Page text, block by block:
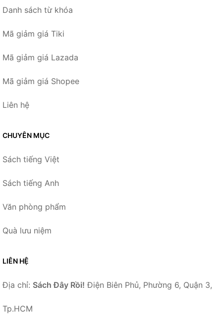
Danh sách từ khóa
Mã giảm giá Tiki
Mã giảm giá Lazada
Mã giảm giá Shopee
Liên hệ
CHUYÊN MỤC
Sách tiếng Việt
Sách tiếng Anh
Văn phòng phẩm
Quà lưu niệm
LIÊN HỆ
Địa chỉ: Sách Đây Rồi! Điện Biên Phủ, Phường 6, Quận 3,
Tp.HCM